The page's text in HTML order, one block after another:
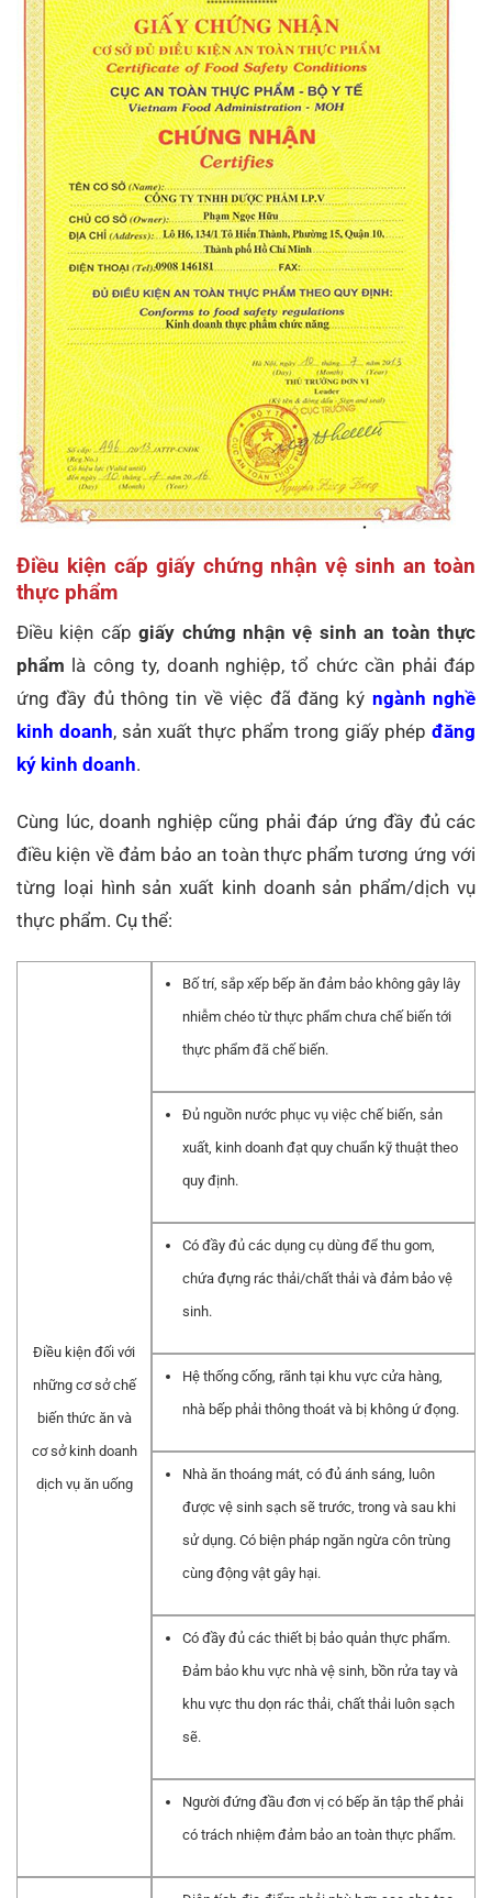
Điều kiện cấp giấy chứng nhận vệ sinh an toàn
thực phẩm
Điều kiện cấpgiấy chứng nhận vệ sinh an toàn thực
phẩm là công ty, doanh nghiệp, tổ chức cần phải đáp
ứng đầy đủ thông tin về việc đã đăng ký ngành nghề
kinh doanh, sản xuất thực phẩm trong giấy phép đăng
ký kinh doanh.
Cùng lúc, doanh nghiệp cũng phải đáp ứng đầy đủ các
điều kiện về đảm bảo an toàn thực phẩm tương ứng với
từng loại hình sản xuất kinh doanh sản phẩm/dịch vụ
thực phẩm. Cụ thể:
Điều kiện đối với
những cơ sở chế
biến thức ăn và
cơ sở kinh doanh
dịch vụ ăn uống
Bố trí, sắp xếp bếp ăn đảm bảo không gây lây
nhiễm chéo từ thực phẩm chưa chế biến tới
thực phẩm đã chế biến.
Đủ nguồn nước phục vụ việc chế biến, sản
xuất, kinh doanh đạt quy chuẩn kỹ thuật theo
quy định.
Có đầy đủ các dụng cụ dùng để thu gom,
chứa đựng rác thải/chất thải và đảm bảo vệ
sinh.
Hệ thống cống, rãnh tại khu vực cửa hàng,
nhà bếp phải thông thoát và bị không ứ đọng.
Nhà ăn thoáng mát, có đủ ánh sáng, luôn
được vệ sinh sạch sẽ trước, trong và sau khi
sử dụng. Có biện pháp ngăn ngừa côn trùng
cùng động vật gây hại.
Có đầy đủ các thiết bị bảo quản thực phẩm.
Đảm bảo khu vực nhà vệ sinh, bồn rửa tay và
khu vực thu dọn rác thải, chất thải luôn sạch
sẽ.
Người đứng đầu đơn vị có bếp ăn tập thể phải
có trách nhiệm đảm bảo an toàn thực phẩm.